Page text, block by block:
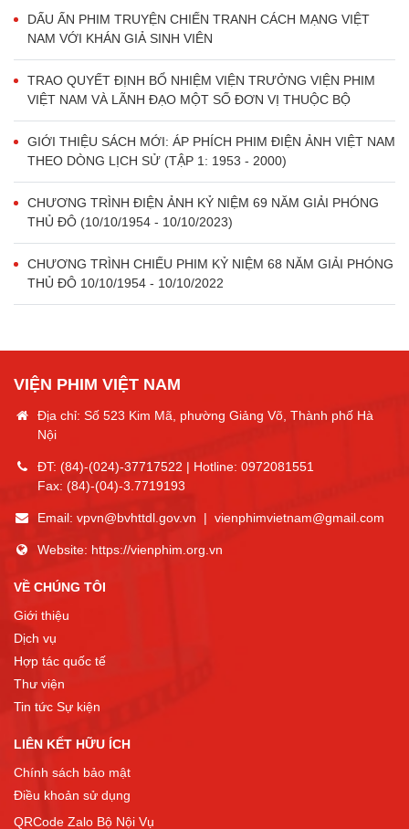
DẤU ẤN PHIM TRUYỆN CHIẾN TRANH CÁCH MẠNG VIỆT
NAM VỚI KHÁN GIẢ SINH VIÊN
TRAO QUYẾT ĐỊNH BỔ NHIỆM VIỆN TRƯỞNG VIỆN PHIM
VIỆT NAM VÀ LÃNH ĐẠO MỘT SỐ ĐƠN VỊ THUỘC BỘ
GIỚI THIỆU SÁCH MỚI: ÁP PHÍCH PHIM ĐIỆN ẢNH VIỆT NAM
THEO DÒNG LỊCH SỬ (TẬP 1: 1953 - 2000)
CHƯƠNG TRÌNH ĐIỆN ẢNH KỶ NIỆM 69 NĂM GIẢI PHÓNG
THỦ ĐÔ (10/10/1954 - 10/10/2023)
CHƯƠNG TRÌNH CHIẾU PHIM KỶ NIỆM 68 NĂM GIẢI PHÓNG
THỦ ĐÔ 10/10/1954 - 10/10/2022
VIỆN PHIM VIỆT NAM
Địa chỉ: Số 523 Kim Mã, phường Giảng Võ, Thành phố Hà
Nội
ĐT: (84)-(024)-37717522 | Hotline: 0972081551
Fax: (84)-(04)-3.7719193
Email: vpvn@bvhttdl.gov.vn | vienphimvietnam@gmail.com
Website: https://vienphim.org.vn
VỀ CHÚNG TÔI
Giới thiệu
Dịch vụ
Hợp tác quốc tế
Thư viện
Tin tức Sự kiện
LIÊN KẾT HỮU ÍCH
Chính sách bảo mật
Điều khoản sử dụng
QRCode Zalo Bộ Nội Vụ